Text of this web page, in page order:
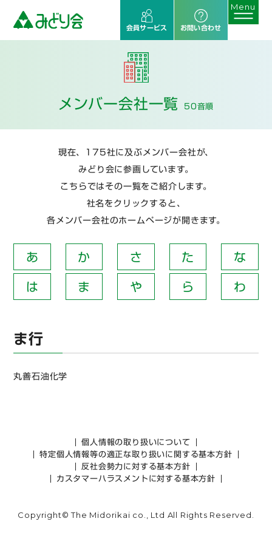
会員サービス お問い合わせ
メンバー会社一覧 50音順
現在、175社に及ぶメンバー会社が、
みどり会に参画しています。
こちらではその一覧をご紹介します。
社名をクリックすると、
各メンバー会社のホームページが開きます。
あ か さ た な
は ま や ら わ
ま行
丸善石油化学
個人情報の取り扱いについて
特定個人情報等の適正な取り扱いに関する基本方針
反社会勢力に対する基本方針
カスタマーハラスメントに対する基本方針
Copyright© The Midorikai co., Ltd All Rights Reserved.